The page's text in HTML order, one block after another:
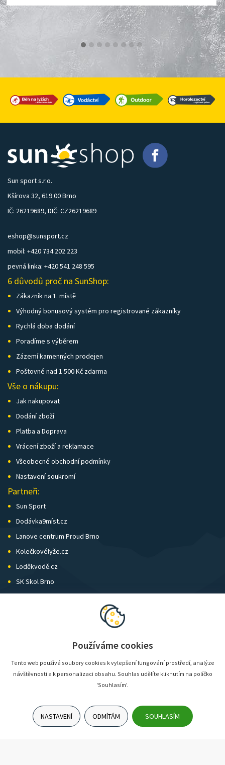
Sun sport s.r.o.
Kšírova 32, 619 00 Brno
IČ: 26219689, DIČ: CZ26219689
eshop@sunsport.cz
mobil: +420 734 202 223
pevná linka: +420 541 248 595
6 důvodů proč na SunShop:
Zákazník na 1. místě
Výhodný bonusový systém pro registrované zákazníky
Rychlá doba dodání
Poradíme s výběrem
Zázemí kamenných prodejen
Poštovné nad 1 500 Kč zdarma
Vše o nákupu:
Jak nakupovat
Dodání zboží
Platba a Doprava
Vrácení zboží a reklamace
Všeobecné obchodní podmínky
Nastavení soukromí
Partneři:
Sun Sport
Dodávka9míst.cz
Lanove centrum Proud Brno
Kolečkovélyže.cz
Loděkvodě.cz
SK Skol Brno
Biatlon Brno
Používáme cookies
Tento web používá soubory cookies k vylepšení fungování prostředí, analýze
návštěvnosti a k personalizaci obsahu. Souhlas udělíte kliknutím na políčko
'Souhlasím'.
NASTAVENÍ ODMÍTÁM SOUHLASÍM